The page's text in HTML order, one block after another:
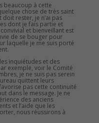
beaucoup à cette
chose de très saint
rester, je n’ai pas
dont je fais partie et
et bienveillant est
de se bouger pour
laquelle je me suis porté
inquiétudes et des
exemple, voir le Comité
je ne suis pas serein
quittent leurs
pas cette continuité
dans le message. Je ne
des anciens
et l’aide que les
nous réussirons à